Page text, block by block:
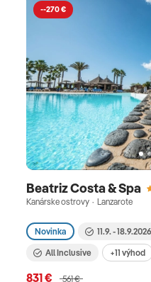
--270 €
Beatriz Costa & Spa
Kanárske ostrovy · Lanzarote
Novinka 11.9. - 18.9.2026
All Inclusive +11 výhod
831 €
561 €